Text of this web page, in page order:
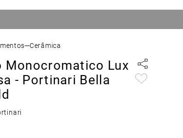
Cerâmica
Monocromatico Lux
- Portinari Bella